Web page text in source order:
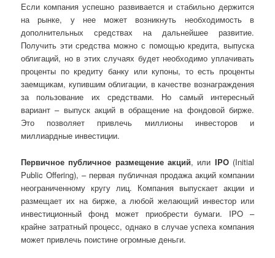
Если компания успешно развивается и стабильно держится
на рынке, у нее может возникнуть необходимость в
дополнительных средствах на дальнейшее развитие.
Получить эти средства можно с помощью кредита, выпуска
облигаций, но в этих случаях будет необходимо уплачивать
проценты по кредиту банку или купоны, то есть проценты
заемщикам, купившим облигации, в качестве вознаграждения
за пользование их средствами. Но самый интересный
вариант – выпуск акций в обращение на фондовой бирже.
Это позволяет привлечь миллионы инвесторов и
миллиардные инвестиции.
Первичное публичное размещение акций, или IPO(Initial
Public Offering), – первая публичная продажа акций компании
неограниченному кругу лиц. Компания выпускает акции и
размещает их на бирже, а любой желающий инвестор или
инвестиционный фонд может приобрести бумаги. IPO –
крайне затратный процесс, однако в случае успеха компания
может привлечь поистине огромные деньги.